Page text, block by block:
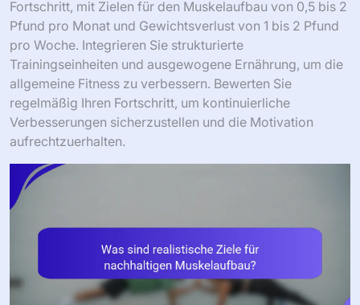
Fortschritt, mit Zielen für den Muskelaufbau von 0,5 bis 2
Pfund pro Monat und Gewichtsverlust von 1 bis 2 Pfund
pro Woche. Integrieren Sie strukturierte
Trainingseinheiten und ausgewogene Ernährung, um die
allgemeine Fitness zu verbessern. Bewerten Sie
regelmäßig Ihren Fortschritt, um kontinuierliche
Verbesserungen sicherzustellen und die Motivation
aufrechtzuerhalten.